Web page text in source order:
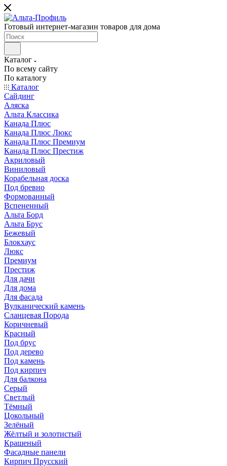
Готовый интернет-магазин товаров для дома
Каталог
По всему сайту
По каталогу
Каталог
Сайдинг
Аляска
Альта Классика
Канада Плюс
Канада Плюс Люкс
Канада Плюс Премиум
Канада Плюс Престиж
Акриловый
Виниловый
Корабельная доска
Под бревно
Формованный
Вспененный
Альта Борд
Альта Брус
Бежевый
Блокхаус
Люкс
Премиум
Престиж
Для дачи
Для дома
Для фасада
Вулканический камень
Сланцевая Порода
Коричневый
Красный
Под брус
Под дерево
Под камень
Под кирпич
Для балкона
Серый
Светлый
Тёмный
Цокольный
Зелёный
Жёлтый и золотистый
Крашеный
Фасадные панели
Кирпич Прусский